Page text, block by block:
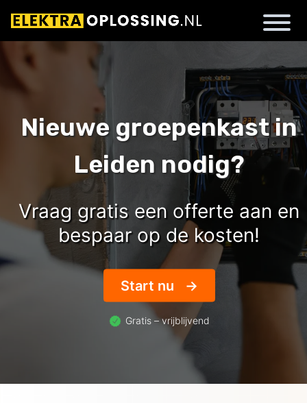
Nieuwe groepenkast in
Leiden nodig?
Vraag gratis een offerte aan en
bespaar op de kosten!
Start nu
Gratis – vrijblijvend